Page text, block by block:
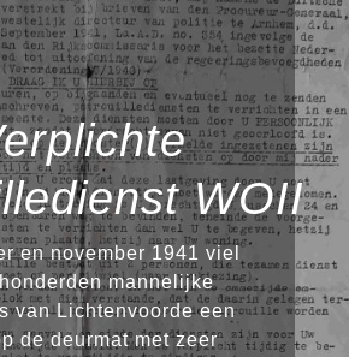
WOII
en november 1941 viel
mannelijke
van Lichtenvoorde een
de deurmat met zeer